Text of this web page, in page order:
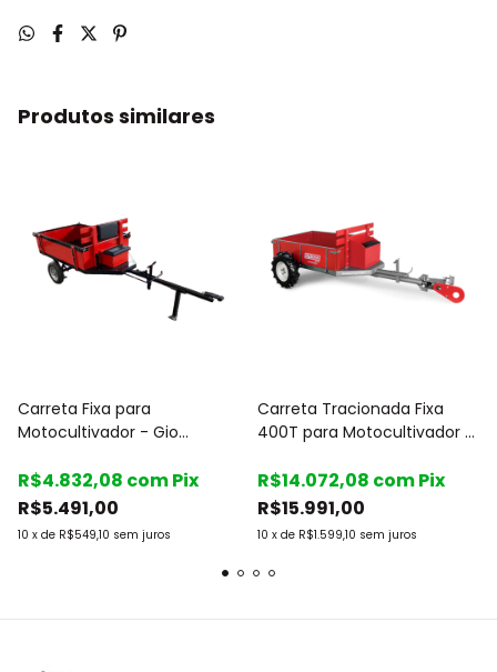
Produtos similares
Carreta Fixa para
Motocultivador - Gio
R$5.491,00
10 x de R$549,10 sem juros
R$4.832,08 comPix
Carreta Tracionada Fixa
400T para Motocultivador -
R$15.991,00
10 x de R$1.599,10 sem juros
R$14.072,08 comPix